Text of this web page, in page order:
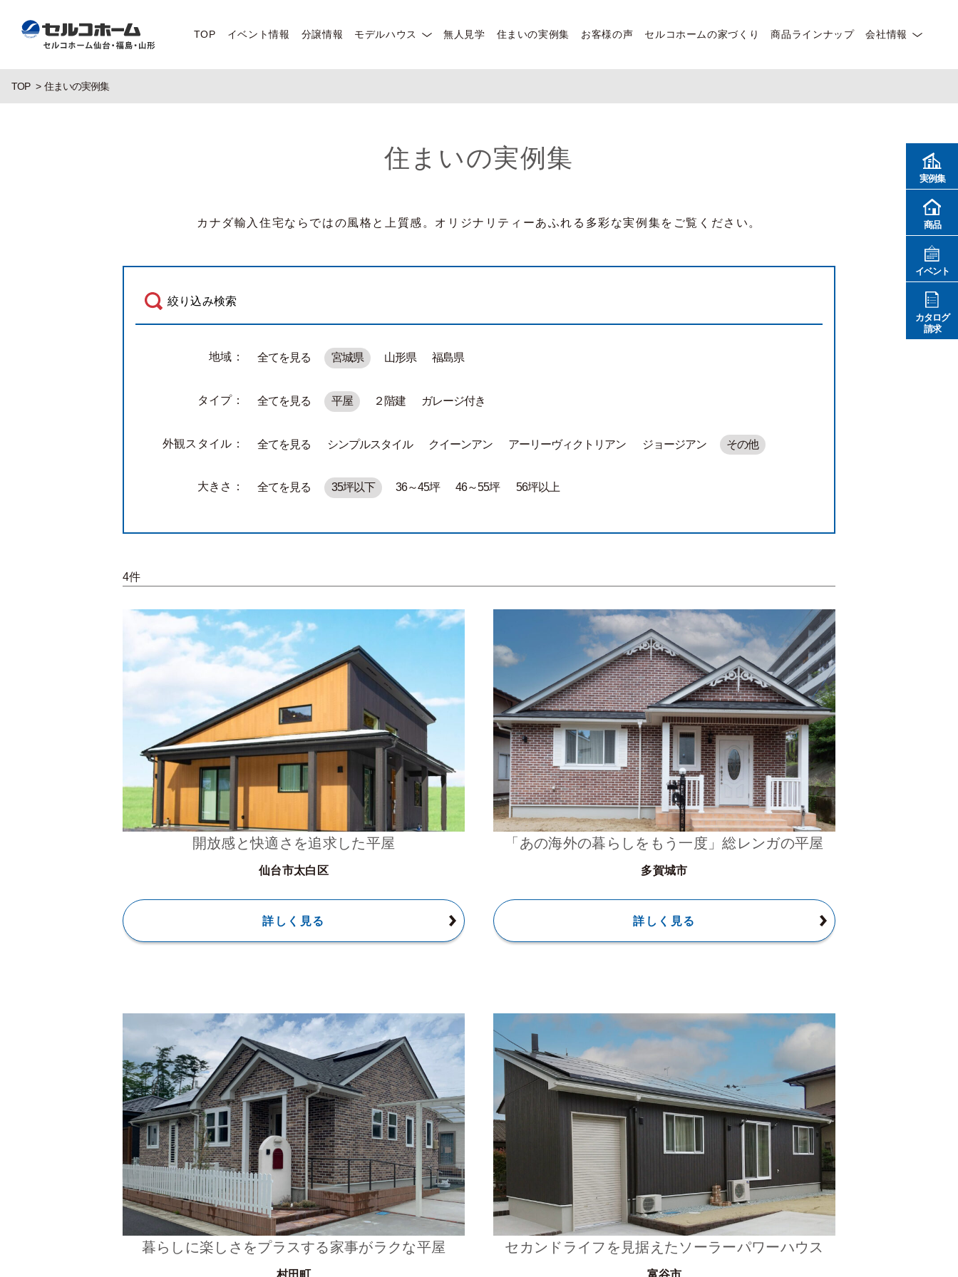
TOP イベント情報 分譲情報 モデルハウス 無人見学 住まいの実例集 お客様の声 セルコホームの家づくり 商品ラインナップ 会社情報
TOP 住まいの実例集
住まいの実例集
カナダ輸入住宅ならではの風格と上質感。オリジナリティーあふれる多彩な実例集をご覧ください。
絞り込み検索
地域： 全てを見る 宮城県 山形県 福島県
タイプ： 全てを見る 平屋 ２階建 ガレージ付き
外観スタイル： 全てを見る シンプルスタイル クイーンアン アーリーヴィクトリアン ジョージアン その他
大きさ： 全てを見る 35坪以下 36～45坪 46～55坪 56坪以上
4件
開放感と快適さを追求した平屋
仙台市太白区
詳しく見る
「あの海外の暮らしをもう一度」総レンガの平屋
多賀城市
詳しく見る
暮らしに楽しさをプラスする家事がラクな平屋 セカンドライフを見据えたソーラーパワーハウス
実例集
商品
イベント
カタログ
請求